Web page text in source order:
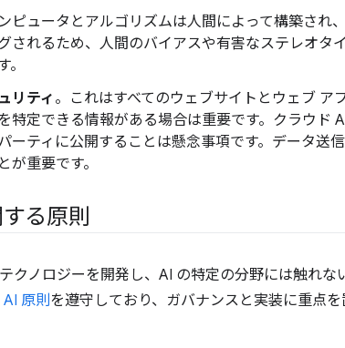
ピュータとアルゴリズムは人間によって構築され
されるため、人間のバイアスや有害なステレオタ
リティ。これはすべてのウェブサイトとウェブ ア
特定できる情報がある場合は重要です。クラウド
ーティに公開することは懸念事項です。データ送
が重要です。
る原則
クノロジーを開発し、AI の特定の分野には触れな
AI 原則を遵守しており、ガバナンスと実装に重点を